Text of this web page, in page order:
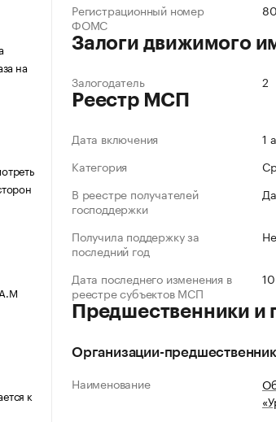
на
к
Регистрационный номер
ФОМС
Залоги движимого
Залогодатель 2
Реестр МСП
Дата включения
1
Категория
В реестре получателей
господдержки
Да
Получила поддержку за
последний год
Дата последнего изменения в
реестре субъектов МСП
Предшественники и
Организации-
Наименование